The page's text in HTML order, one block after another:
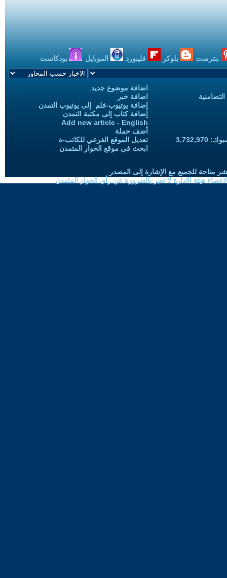
بنترست بلوكر فليبورد الموبايل بودكاست
اضافة موضوع جديد
اضافة خبر
إضافة يوتيوب-فلم إلى يوتيوب التمدن
إضافة كتاب إلى مكتبة التمدن
Add new article - English
أضف حملة
تعديل الموقع الفرعي للكاتب-ة
ابحث في موقع الحوار المتمدن
متاحة للجميع مع الإشارة إلى المصدر
هيئة الادارة لا تعبر بالضرورة عن رأي الحوار المتمدن